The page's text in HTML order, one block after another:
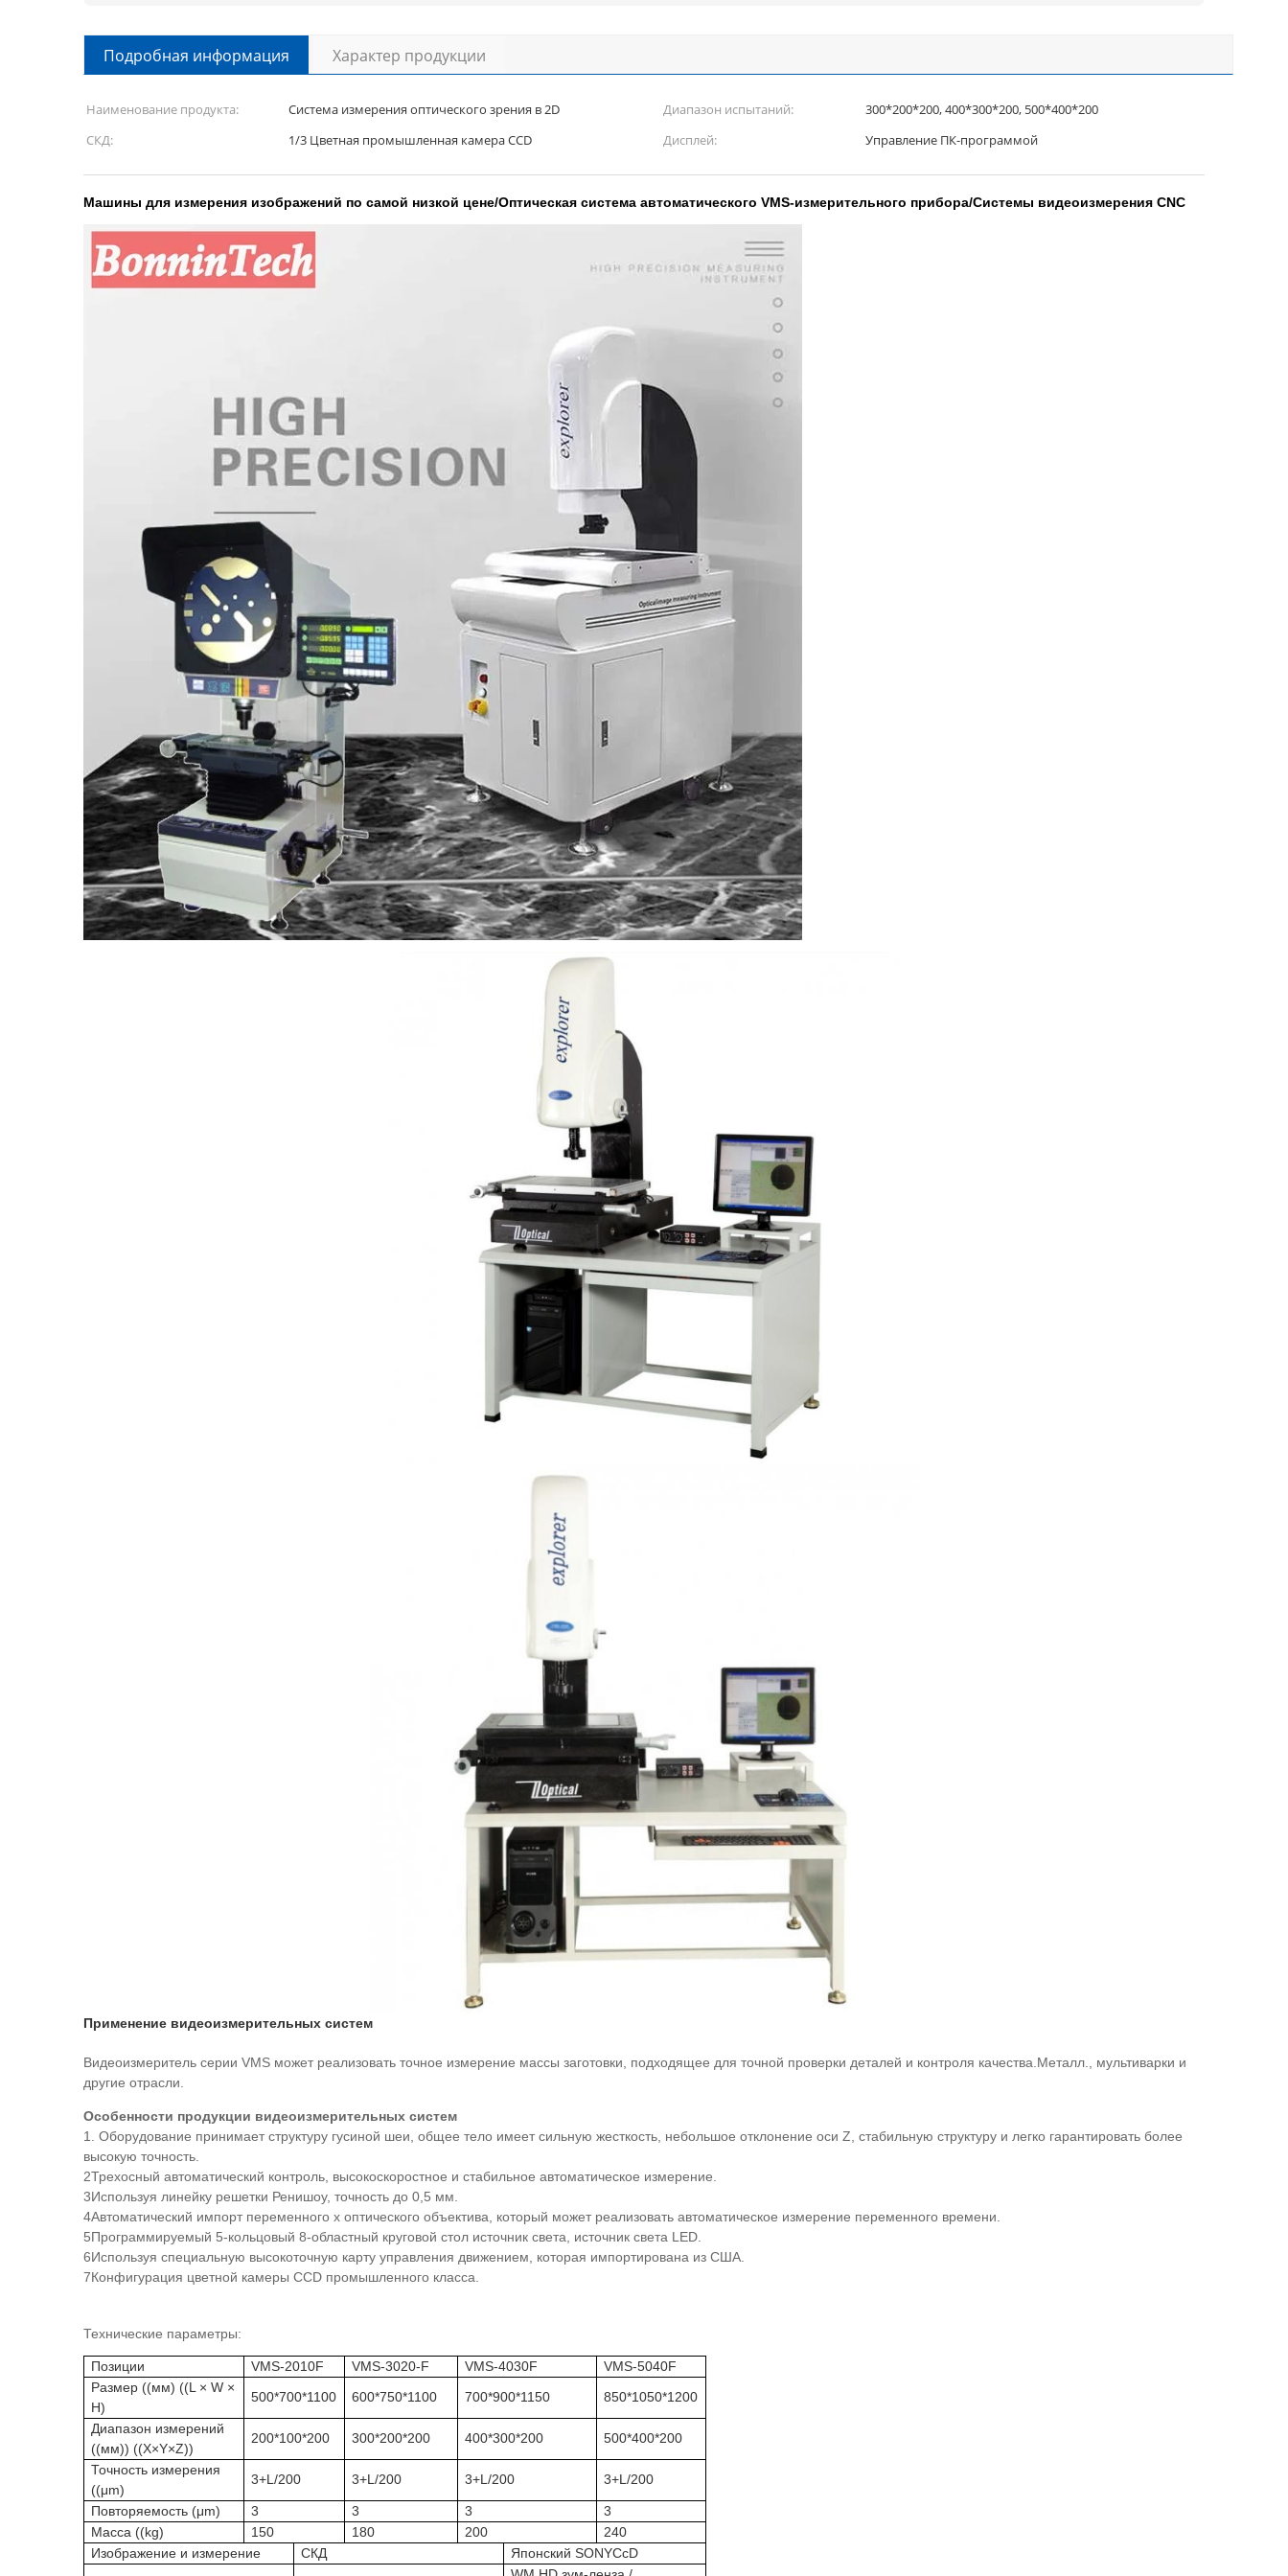
Подробная информация Характер продукции
Наименование продукта: Система измерения оптического зрения в 2D Диапазон испытаний:
300*200*200, 400*300*200, 500*400*200
СКД:
1/3 Цветная промышленная камера CCD Дисплей: Управление ПК-программой
Машины для измерения изображений по самой низкой цене/Оптическая система автоматического VMS-измерительного прибора/Системы видеоизмерения CNC
Применение видеоизмерительных систем
Видеоизмеритель серии VMS может реализовать точное измерение массы заготовки, подходящее для точной проверки деталей и контроля качества.Металл., мультиварки и
другие отрасли.
Особенности продукции видеоизмерительных систем
1. Оборудование принимает структуру гусиной шеи, общее тело имеет сильную жесткость, небольшое отклонение оси Z, стабильную структуру и легко гарантировать более
высокую точность.
2Трехосный автоматический контроль, высокоскоростное и стабильное автоматическое измерение.
3Используя линейку решетки Ренишоу, точность до 0,5 мм.
4Автоматический импорт переменного х оптического объектива, который может реализовать автоматическое измерение переменного времени.
5Программируемый 5-кольцовый 8-областный круговой стол источник света, источник света LED.
6Используя специальную высокоточную карту управления движением, которая импортирована из США.
7Конфигурация цветной камеры CCD промышленного класса.
Технические параметры:
Позиции VMS-2010F VMS-3020-F VMS-4030F
VMS-5040F
Размер ((мм) ((L × W ×
H)
500*700*1100 600*750*1100 700*900*1150 850*1050*1200
Диапазон измерений
((мм)) ((X×Y×Z))
200*100*200 300*200*200 400*300*200 500*400*200
Точность измерения
((μm)
3+L/200 3+L/200 3+L/200 3+L/200
Повторяемость (μm) 3 3 3
3
Масса ((kg)
150 180 200
240
Изображение и измерение
СКД
Японский SONYCcD